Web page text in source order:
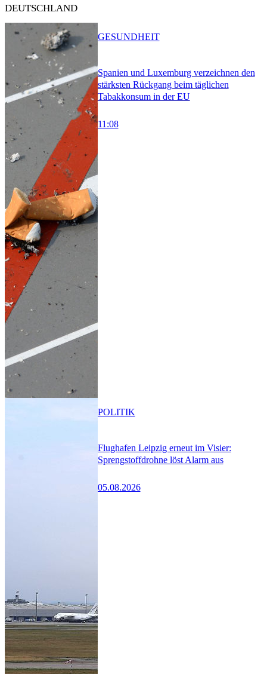
DEUTSCHLAND
Spanien und Luxemburg verzeichnen den
stärksten Rückgang beim täglichen
Tabakkonsum in der EU
11:08
GESUNDHEIT
Flughafen Leipzig erneut im Visier:
Sprengstoffdrohne löst Alarm aus
05.08.2026
POLITIK